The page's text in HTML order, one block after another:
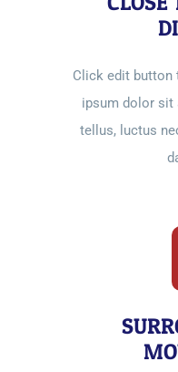
Click edit button
ipsum dolor sit
tellus, luctus